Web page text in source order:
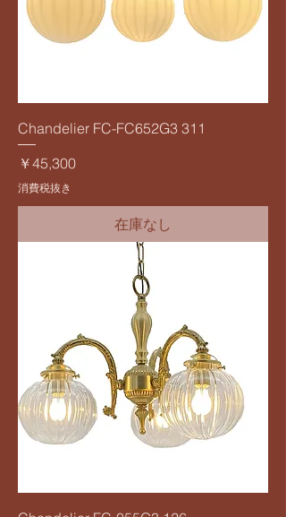
Chandelier FC-FC652G3 311
価格
￥45,300
消費税抜き
在庫なし